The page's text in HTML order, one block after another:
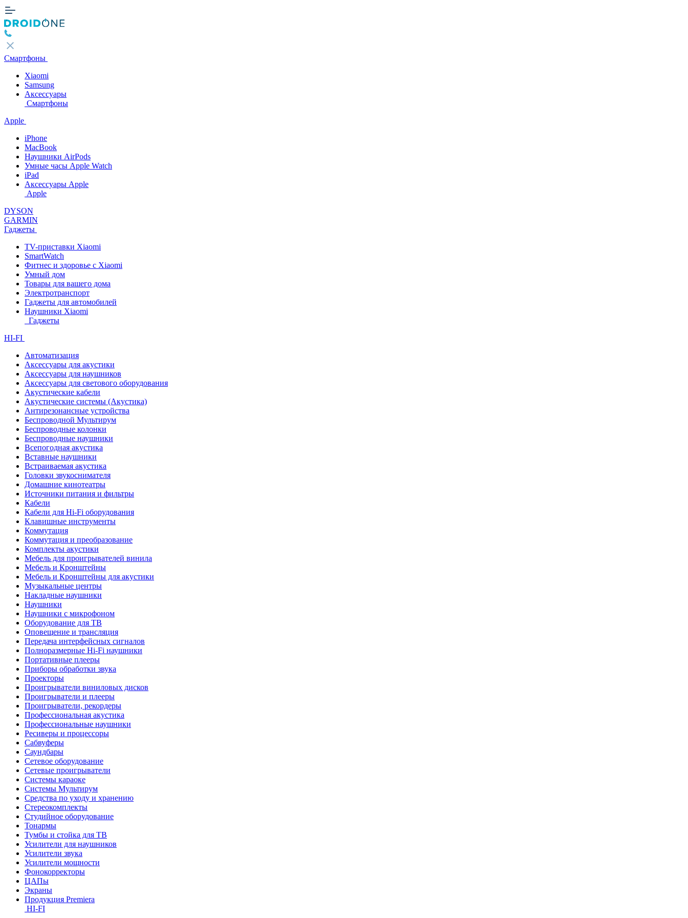
Смартфоны
Xiaomi
Samsung
Аксессуары
Смартфоны
Apple
iPhone
MacBook
Наушники AirPods
Умные часы Apple Watch
iPad
Аксессуары Apple
Apple
DYSON
GARMIN
Гаджеты
TV-приставки Xiaomi
SmartWatch
Фитнес и здоровье с Xiaomi
Умный дом
Товары для вашего дома
Электротранспорт
Гаджеты для автомобилей
Наушники Xiaomi
Гаджеты
HI-FI
Автоматизация
Аксессуары для акустики
Аксессуары для наушников
Аксессуары для светового оборудования
Акустические кабели
Акустические системы (Акустика)
Антирезонансные устройства
Беспроводной Мультирум
Беспроводные колонки
Беспроводные наушники
Всепогодная акустика
Вставные наушники
Встраиваемая акустика
Головки звукоснимателя
Домашние кинотеатры
Источники питания и фильтры
Кабели
Кабели для Hi-Fi оборудования
Клавишные инструменты
Коммутация
Коммутация и преобразование
Комплекты акустики
Мебель для проигрывателей винила
Мебель и Кронштейны
Мебель и Кронштейны для акустики
Музыкальные центры
Накладные наушники
Наушники
Наушники с микрофоном
Оборудование для ТВ
Оповещение и трансляция
Передача интерфейсных сигналов
Полноразмерные Hi-Fi наушники
Портативные плееры
Приборы обработки звука
Проекторы
Проигрыватели виниловых дисков
Проигрыватели и плееры
Проигрыватели, рекордеры
Профессиональная акустика
Профессиональные наушники
Ресиверы и процессоры
Сабвуферы
Саундбары
Сетевое оборудование
Сетевые проигрыватели
Системы караоке
Системы Мультирум
Средства по уходу и хранению
Стереокомплекты
Студийное оборудование
Тонармы
Тумбы и стойка для ТВ
Усилители для наушников
Усилители звука
Усилители мощности
Фонокорректоры
ЦАПы
Экраны
Продукция Premiera
HI-FI